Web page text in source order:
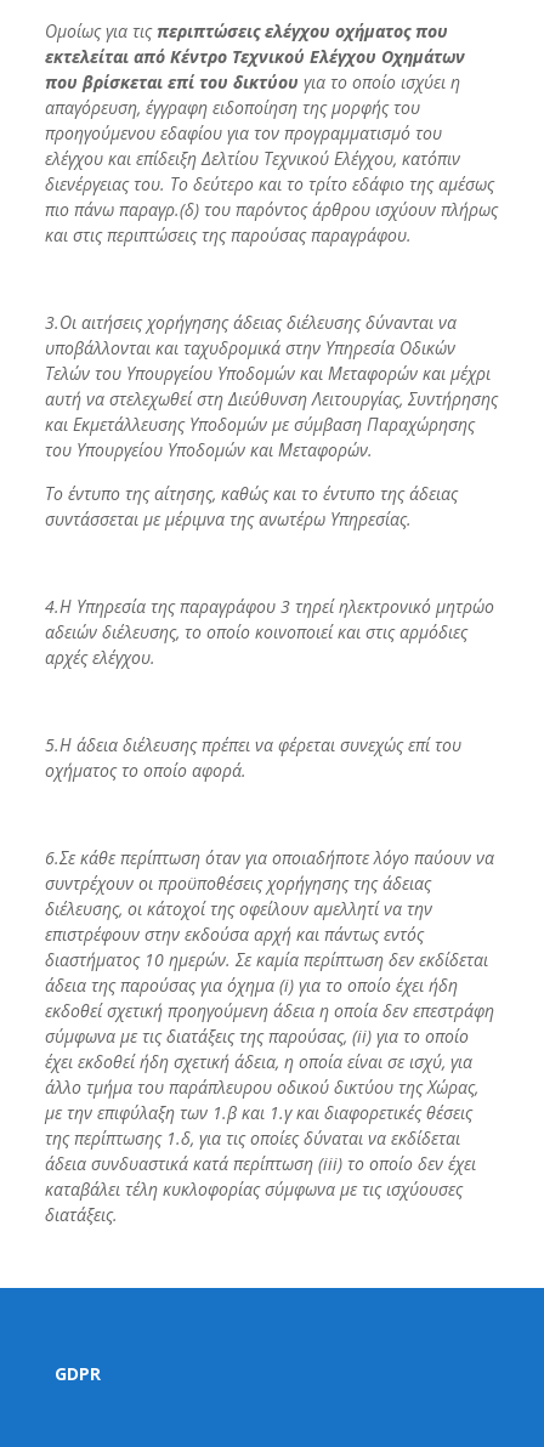
Ομοίως για τιςπεριπτώσεις ελέγχου οχήματος που
εκτελείται από Κέντρο Τεχνικού Ελέγχου Οχημάτων
που βρίσκεται επί του δικτύου για το οποίο ισχύει η
απαγόρευση, έγγραφη ειδοποίηση της μορφής του
προηγούμενου εδαφίου για τον προγραμματισμό του
ελέγχου και επίδειξη Δελτίου Τεχνικού Ελέγχου, κατόπιν
διενέργειας του. Το δεύτερο και το τρίτο εδάφιο της αμέσως
πιο πάνω παραγρ.(δ) του παρόντος άρθρου ισχύουν πλήρως
και στις περιπτώσεις της παρούσας παραγράφου.
3.Οι αιτήσεις χορήγησης άδειας διέλευσης δύνανται να
υποβάλλονται και ταχυδρομικά στην Υπηρεσία Οδικών
Τελών του Υπουργείου Υποδομών και Μεταφορών και μέχρι
αυτή να στελεχωθεί στη Διεύθυνση Λειτουργίας, Συντήρησης
και Εκμετάλλευσης Υποδομών με σύμβαση Παραχώρησης
του Υπουργείου Υποδομών και Μεταφορών.
Το έντυπο της αίτησης, καθώς και το έντυπο της άδειας
συντάσσεται με μέριμνα τηςανωτέρω Υπηρεσίας.
4.Η Υπηρεσία της παραγράφου 3 τηρεί ηλεκτρονικό μητρώο
αδειών διέλευσης, το οποίο κοινοποιεί και στις αρμόδιες
αρχές ελέγχου.
5.Η άδεια διέλευσης πρέπει να φέρεται συνεχώς επί του
οχήματος το οποίο αφορά.
6.Σε κάθε περίπτωση όταν για οποιαδήποτε λόγο παύουν να
συντρέχουν οι προϋποθέσεις χορήγησης της άδειας
διέλευσης, οι κάτοχοί της οφείλουν αμελλητί να την
επιστρέφουν στην εκδούσα αρχή και πάντως εντός
διαστήματος 10 ημερών. Σε καμία περίπτωση δεν εκδίδεται
άδεια της παρούσας για όχημα (i) για το οποίο έχει ήδη
εκδοθεί σχετική προηγούμενη άδεια η οποία δεν επεστράφη
σύμφωνα με τις διατάξεις της παρούσας, (ii) για το οποίο
έχει εκδοθεί ήδη σχετική άδεια, η οποία είναι σε ισχύ, για
άλλο τμήμα του παράπλευρου οδικού δικτύου της Χώρας,
με την επιφύλαξη των 1.β και 1.γ και διαφορετικές θέσεις
της περίπτωσης 1.δ, για τις οποίες δύναται να εκδίδεται
άδεια συνδυαστικά κατά περίπτωση (iii) το οποίο δεν έχει
καταβάλει τέλη κυκλοφορίας σύμφωνα με τις ισχύουσες
διατάξεις.
GDPR